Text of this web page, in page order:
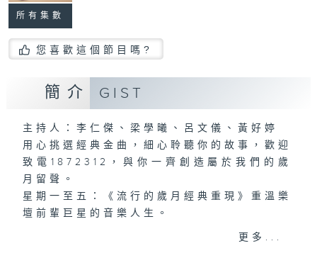
所有集數
您喜歡這個節目嗎?
簡介 GIST
主持人：李仁傑、梁學曦、呂文儀、黃好婷
用心挑選經典金曲，細心聆聽你的故事，歡迎
致電1872312，與你一齊創造屬於我們的歲
月留聲。
星期一至五：《流行的歲月經典重現》重溫樂
壇前輩巨星的音樂人生。
逢星期三：《有你有健康》有醫生帶給你健康
更多...